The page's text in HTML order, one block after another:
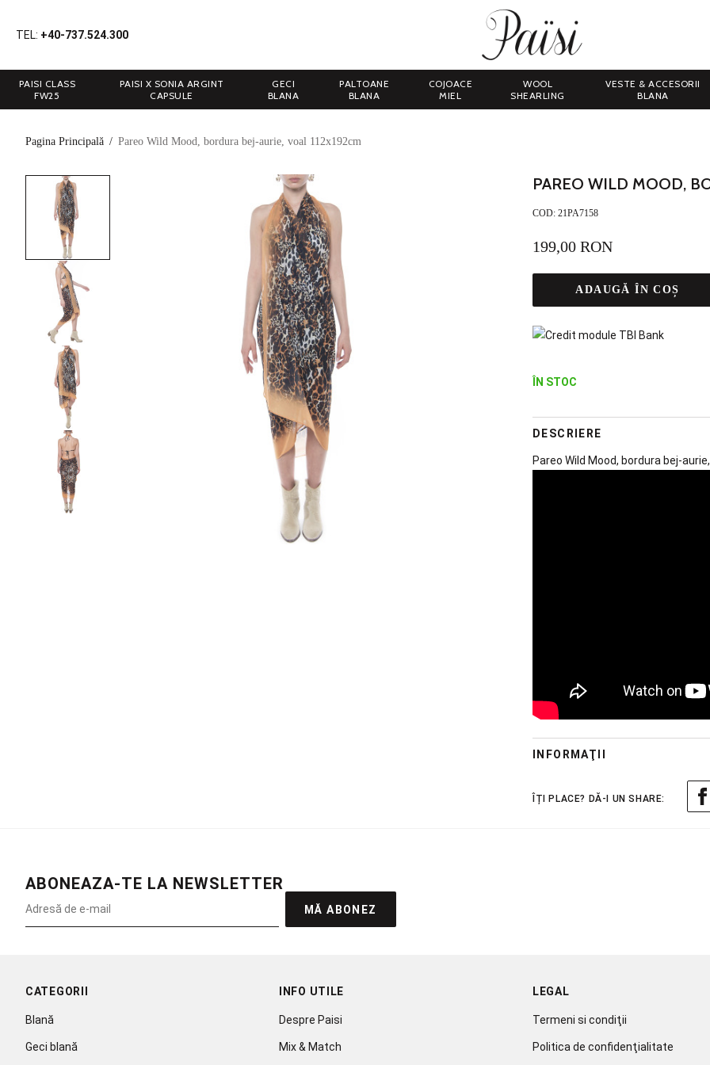
TEL: +40-737.524.300
PAISI CLASS
FW25
PAISI X SONIA ARGINT
CAPSULE
GECI
BLANA
PALTOANE
BLANA
COJOACE
MIEL
WOOL
SHEARLING
VESTE & ACCESORII
BLANA
Pagina Principală / Pareo Wild Mood, bordura bej-aurie, voal 112x192cm
PAREO WILD MOOD,
COD: 21PA7158
199,00 RON
ADAUGĂ ÎN COȘ
ÎN STOC
DESCRIERE
Pareo Wild Mood, bordura bej-
INFORMAŢII
ABONEAZA-TE LA NEWSLETTER
MĂ ABONEZ
CATEGORII
Blană
Geci blană
INFO UTILE
Despre Paisi
Mix & Match
LEGAL
Termeni si condiţii
Politica de confidenţialitate